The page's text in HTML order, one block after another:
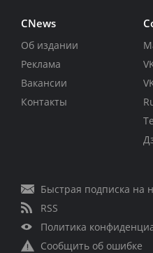
CNews
Об издании
Реклама
Вакансии
Контакты
Быстрая подписка на
RSS
Политика
Сообщить об ошибке